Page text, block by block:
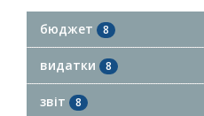
бюджет 8
видатки 8
звіт 8